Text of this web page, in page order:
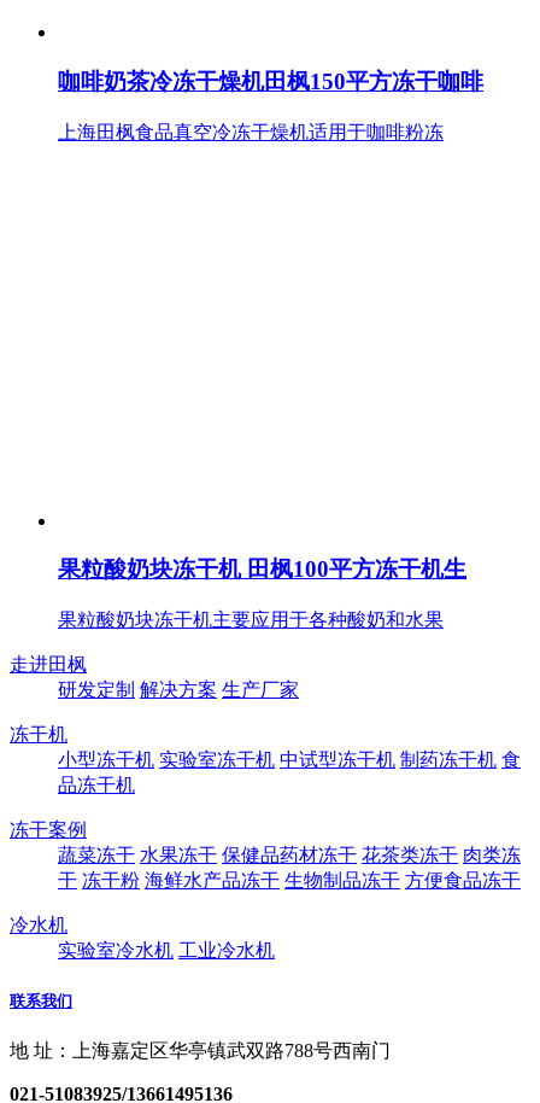
咖啡奶茶冷冻干燥机田枫150平方冻干咖啡
上海田枫食品真空冷冻干燥机适用于咖啡粉冻
果粒酸奶块冻干机 田枫100平方冻干机生
果粒酸奶块冻干机主要应用于各种酸奶和水果
走进田枫
研发定制 解决方案 生产厂家
冻干机
小型冻干机 实验室冻干机 中试型冻干机 制药冻干机 食
品冻干机
冻干案例
蔬菜冻干 水果冻干 保健品药材冻干 花茶类冻干 肉类冻
干 冻干粉 海鲜水产品冻干 生物制品冻干 方便食品冻干
冷水机
实验室冷水机 工业冷水机
联系我们
地 址：上海嘉定区华亭镇武双路788号西南门
021-51083925/13661495136